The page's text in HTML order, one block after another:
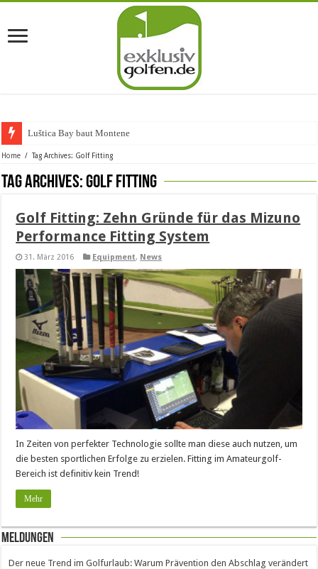
Luštica Bay baut Montenegros
Home / Tag Archives: Golf Fitting
Tag Archives:Golf Fitting
Golf Fitting: Zehn Gründe für das Mizuno
Performance Fitting System
31. März 2016 Equipment, News
In Zeiten von perfekter Technologie sollte man diese auch nutzen, um
die besten sportlichen Erfolge zu erzielen. Fitting im Amateurgolf-
Bereich ist definitiv kein Trend!
Mehr
Meldungen
Der neue Trend im Golfurlaub: Warum Prävention den Abschlag verändert